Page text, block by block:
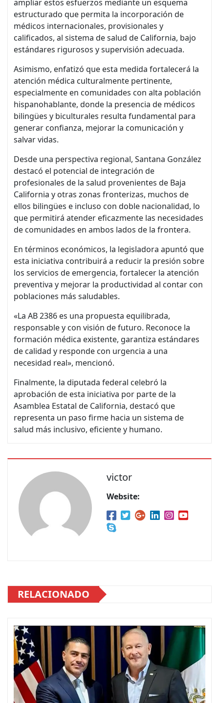
ampliar estos esfuerzos mediante un esquema
estructurado que permita la incorporación de
médicos internacionales, provisionales y
calificados, al sistema de salud de California, bajo
estándares rigurosos y supervisión adecuada.
Asimismo, enfatizó que esta medida fortalecerá la
atención médica culturalmente pertinente,
especialmente en comunidades con alta población
hispanohablante, donde la presencia de médicos
bilingües y biculturales resulta fundamental para
generar confianza, mejorar la comunicación y
salvar vidas.
Desde una perspectiva regional, Santana González
destacó el potencial de integración de
profesionales de la salud provenientes de Baja
California y otras zonas fronterizas, muchos de
ellos bilingües e incluso con doble nacionalidad, lo
que permitirá atender eficazmente las necesidades
de comunidades en ambos lados de la frontera.
En términos económicos, la legisladora apuntó que
esta iniciativa contribuirá a reducir la presión sobre
los servicios de emergencia, fortalecer la atención
preventiva y mejorar la productividad al contar con
poblaciones más saludables.
«La AB 2386 es una propuesta equilibrada,
responsable y con visión de futuro. Reconoce la
formación médica existente, garantiza estándares
de calidad y responde con urgencia a una
necesidad real», mencionó.
Finalmente, la diputada federal celebró la
aprobación de esta iniciativa por parte de la
Asamblea Estatal de California, destacó que
representa un paso firme hacia un sistema de
salud más inclusivo, eficiente y humano.
victor
Website:
RELACIONADO